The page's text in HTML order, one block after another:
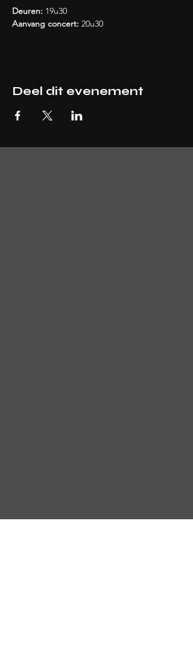
Deuren: 19u30
Aanvang concert: 20u30
Deel dit evenement